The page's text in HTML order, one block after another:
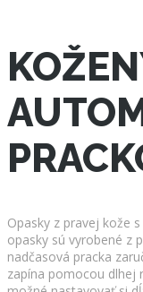
Opasky z pravej kože
opasky sú vyrobené z
nadčasová pracka
zapína pomocou dlhej